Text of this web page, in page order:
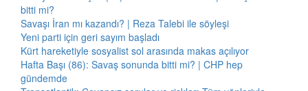
bitti mi?
Savaşı İran mı kazandı? | Reza Talebi ile söyleşi
Yeni parti için geri sayım başladı
Kürt hareketiyle sosyalist sol arasında makas açılıyor
Hafta Başı (86): Savaş sonunda bitti mi? | CHP hep
gündemde